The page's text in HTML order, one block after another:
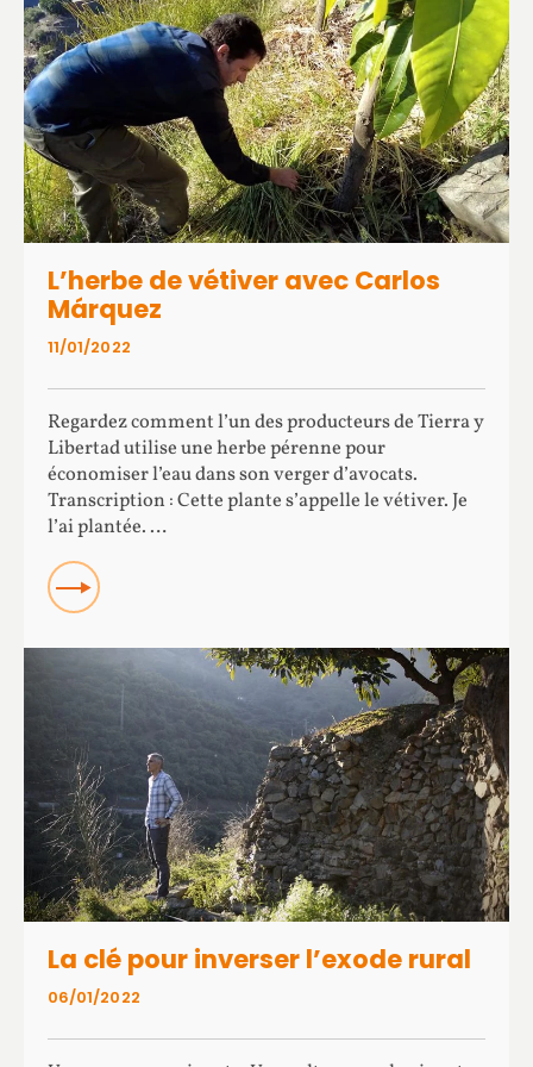
11/01/2022
L’herbe de vétiver avec Carlos
Márquez
Regardez comment l’un des producteurs de Tierra y
Libertad utilise une herbe pérenne pour
économiser l’eau dans son verger d’avocats.
Transcription : Cette plante s’appelle le vétiver. Je
l’ai plantée. …
Read more about L’herbe de vétiver avec Carlos Márquez
06/01/2022
La clé pour inverser l’exode rural